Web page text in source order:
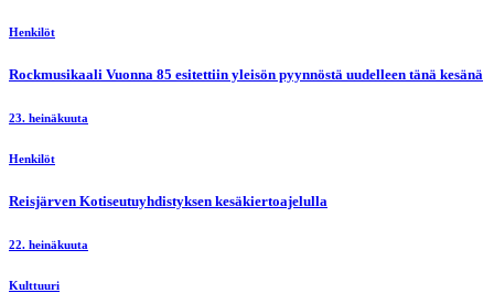
Henkilöt
Rockmusikaali Vuonna 85 esitettiin yleisön pyynnöstä uudelleen tänä kesänä
23. heinäkuuta
Henkilöt
Reisjärven Kotiseutuyhdistyksen kesäkiertoajelulla
22. heinäkuuta
Kulttuuri